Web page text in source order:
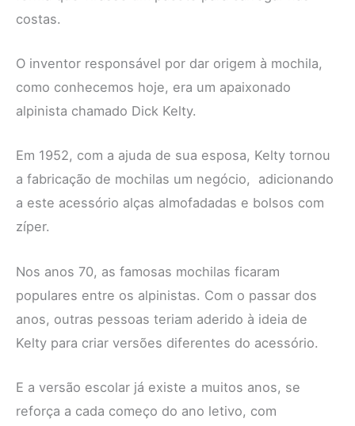
costas.
O inventor responsável por dar origem à mochila,
como conhecemos hoje, era um apaixonado
alpinista chamado Dick Kelty.
Em 1952, com a ajuda de sua esposa, Kelty tornou
a fabricação de mochilas um negócio, adicionando
a este acessório alças almofadadas e bolsos com
zíper.
Nos anos 70, as famosas mochilas ficaram
populares entre os alpinistas. Com o passar dos
anos, outras pessoas teriam aderido à ideia de
Kelty para criar versões diferentes do acessório.
E a versão escolar já existe a muitos anos, se
reforça a cada começo do ano letivo, com